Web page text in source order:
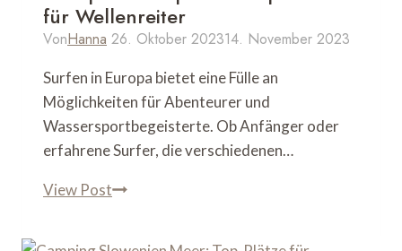
Routen
für
für Wellenreiter
VonHanna 26. Oktober 202314. November 2023
Surfen in Europa bietet eine Fülle an
Möglichkeiten für Abenteurer und
Wassersportbegeisterte. Ob Anfänger oder
erfahrene Surfer, die verschiedenen…
View PostSurfspots